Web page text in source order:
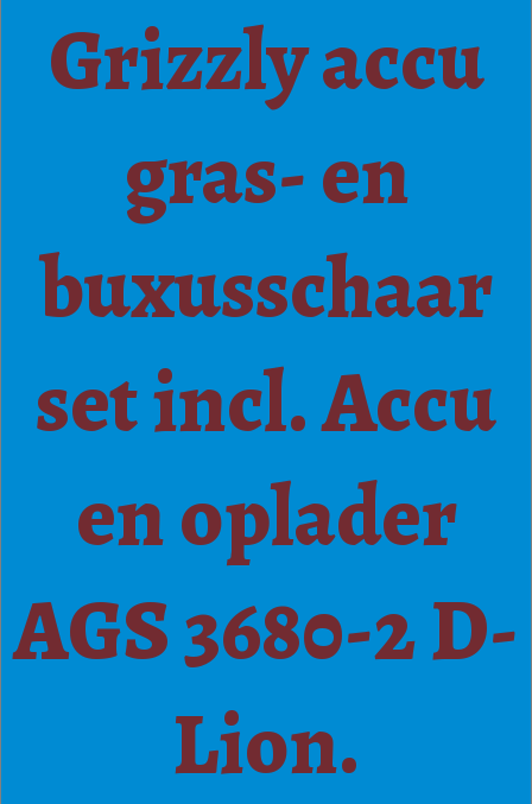
Grizzly accu
gras- en
buxusschaar
set incl. Accu
en oplader
AGS 3680-2 D-
Lion.